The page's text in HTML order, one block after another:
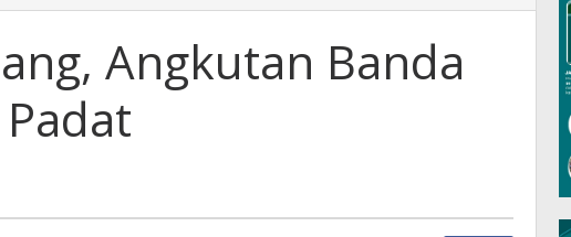
Angkutan Banda